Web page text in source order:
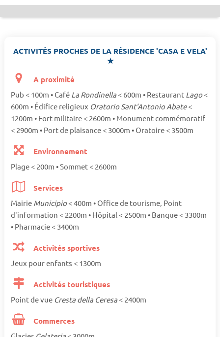
ACTIVITÉS PROCHES DE LA RÉSIDENCE 'CASA E VELA'
★
A proximité
Pub < 100m • Café La Rondinella < 600m • Restaurant Lago<
600m • Édifice religieux Oratorio Sant'Antonio Abate<
1200m • Fort militaire < 2600m • Monument commémoratif
< 2900m • Port de plaisance < 3000m • Oratoire < 3500m
Environnement
Plage < 200m • Sommet < 2600m
Services
Mairie Municipio< 400m • Office de tourisme, Point
d'information < 2200m • Hôpital < 2500m • Banque < 3300m
• Pharmacie < 3400m
Activités sportives
Jeux pour enfants < 1300m
Activités touristiques
Point de vue Cresta della Ceresa < 2400m
Commerces